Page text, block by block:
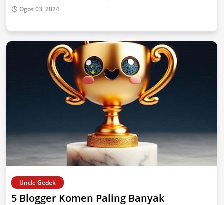
Ogos 03, 2024
Uncle Gedek
5 Blogger Komen Paling Banyak